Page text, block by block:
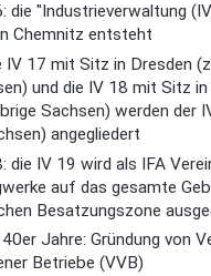
die "Industrieverwaltung
Chemnitz entsteht
IV 17 mit Sitz in Dresden
und die IV 18 mit Sitz
Sachsen) werden der
angegliedert
die IV 19 wird als IFA
auf das gesamte
Besatzungszone
Jahre: Gründung von
Betriebe (VVB)